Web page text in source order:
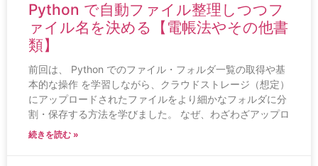
Python で自動ファイル整理しつつフ
ァイル名を決める【電帳法やその他書
類】
前回は、 Python でのファイル・フォルダ一覧の取得や基
本的な操作 を学習しながら、クラウドストレージ（想定）
にアップロードされたファイルをより細かなフォルダに分
割・保存する方法を学びました。 なぜ、わざわざアップロ
続きを読む »